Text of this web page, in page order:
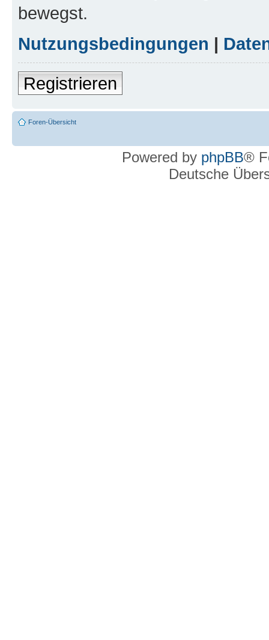
bewegst.
Nutzungsbedingungen |
Registrieren
Foren-Übersicht
Powered by phpBB®
Deutsche